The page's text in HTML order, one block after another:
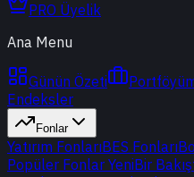
PRO Üyelik
Ana Menu
Günün Özeti
Endeksler
Fonlar
Yatırım FonlarıBES Fonları
Popüler Fonlar YeniBir